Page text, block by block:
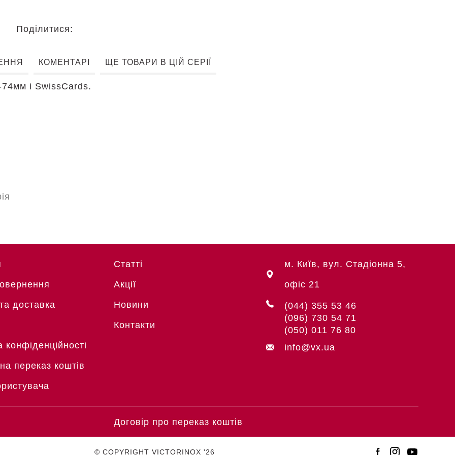
Поділитися:
КОМЕНТАРІ ЩЕ ТОВАРИ В ЦІЙ СЕРІЇ
і SwissCards.
доставка
конфіденційності
переказ коштів
Статті
Акції
Новини
Контакти
м. Київ, вул. Стадіонна 5,
офіс 21
(044) 355 53 46
(096) 730 54 71
(050) 011 76 80
info@vx.ua
Договір про переказ коштів
© COPYRIGHT VICTORINOX '26